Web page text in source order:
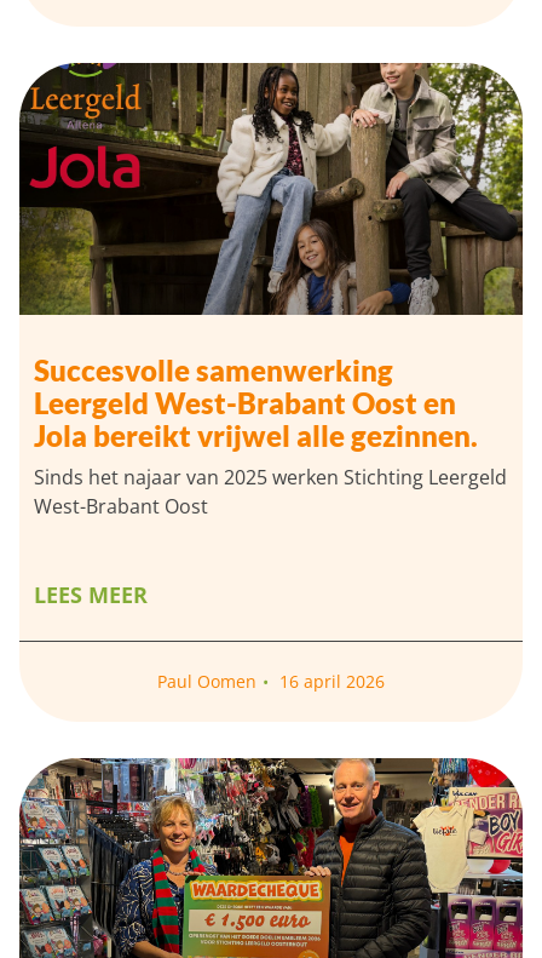
Succesvolle samenwerking
Leergeld West-Brabant Oost en
Jola bereikt vrijwel alle gezinnen.
Sinds het najaar van 2025 werken Stichting Leergeld
West-Brabant Oost
LEES MEER
Paul Oomen 16 april 2026